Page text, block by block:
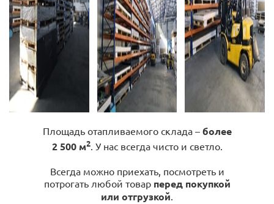
Площадь отапливаемого склада – более
2 500 м2. У нас всегда чисто и светло.
Всегда можно приехать, посмотреть и
потрогать любой товар перед покупкой
или отгрузкой.